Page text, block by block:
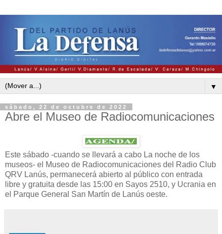
▼
sábado, 22 de octubre de 2022
Abre el Museo de Radiocomunicaciones
Este sábado -cuando se llevará a cabo La noche de los
museos- el Museo de Radiocomunicaciones del Radio Club
QRV Lanús, permanecerá abierto al público con entrada
libre y gratuita desde las 15:00 en Sayos 2510, y Ucrania en
el Parque General San Martín de Lanús oeste.